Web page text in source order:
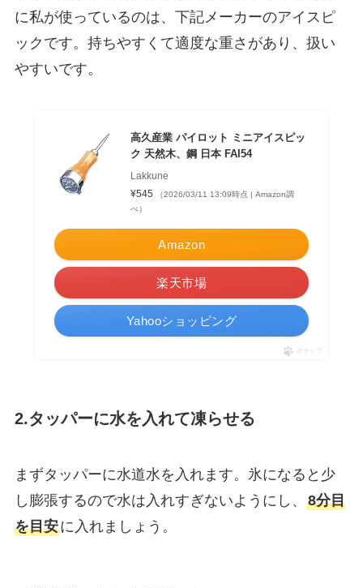
に私が使っているのは、下記メーカーのアイスピ
ックです。持ちやすくて適度な重さがあり、扱い
やすいです。
高久産業 パイロット ミニアイスピッ
ク 天然木、鋼 日本 FAI54
Lakkune
¥545
（2026/03/11 13:09時点 | Amazon調
べ）
Amazon
楽天市場
Yahooショッピング
ポチップ
2.タッパーに水を入れて凍らせる
まずタッパーに水道水を入れます。氷になると少
し膨張するので水は入れすぎないようにし、 8分目
を目安に入れましょう。